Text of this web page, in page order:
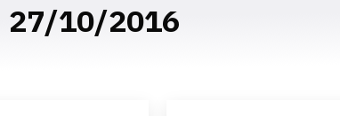
27/10/2016